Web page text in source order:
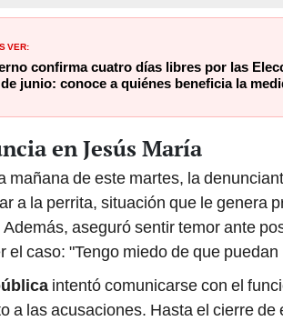
VER:
confirma cuatro días libres por las
junio: conoce a quiénes beneficia la
en Jesús María
mañana de este martes, la
a la perrita, situación que le genera
aseguró sentir temor ante
el caso: "Tengo miedo de que
intentó comunicarse con el
a las acusaciones. Hasta el cierre